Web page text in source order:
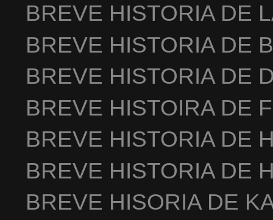
BREVE HISTORIA DE
BREVE HISTORIA DE
BREVE HISTORIA DE
BREVE HISTOIRA DE
BREVE HISTORIA DE
BREVE HISTORIA DE
BREVE HISORIA DE